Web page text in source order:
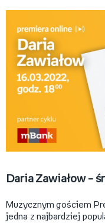
Daria Zawiałow –
Muzycznym gościem
jedna z najbardziej